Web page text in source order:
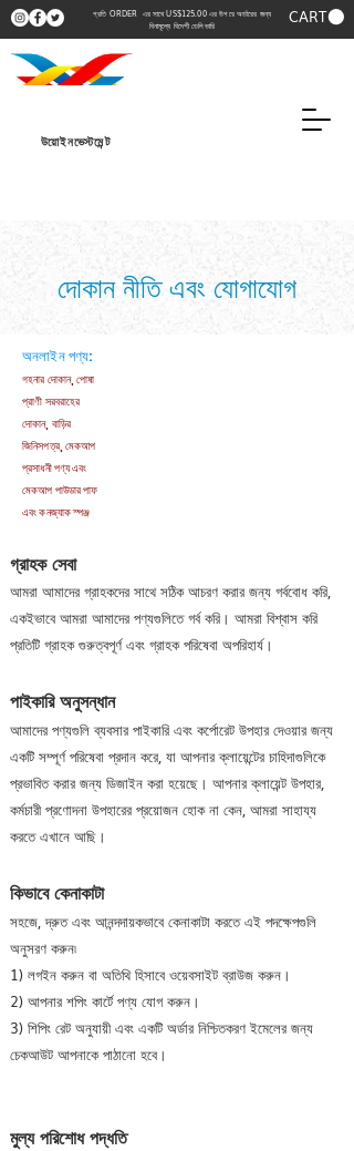
প্রতি ORDER এর সাথে US$125.00 এর উপরে অর্ডারের জন্য
বিনামূল্যে বিদেশী ডেলিভারি
CART
উয়োইনভেস্টমেন্ট
দোকান নীতি এবং যোগাযোগ
অনলাইন পণ্য:
গহনার দোকান, পোষা
প্রাণী সরবরাহের
দোকান, বাড়ির
জিনিসপত্র, মেকআপ
প্রসাধনী পণ্য এবং
মেকআপ পাউডার পাফ
এবং কনজ্যাক স্পঞ্জ
গ্রাহক সেবা
আমরা আমাদের গ্রাহকদের সাথে সঠিক আচরণ করার জন্য গর্ববোধ করি,
একইভাবে আমরা আমাদের পণ্যগুলিতে গর্ব করি। আমরা বিশ্বাস করি
প্রতিটি গ্রাহক গুরুত্বপূর্ণ এবং গ্রাহক পরিষেবা অপরিহার্য।
পাইকারি অনুসন্ধান
আমাদের পণ্যগুলি ব্যবসার পাইকারি এবং কর্পোরেট উপহার দেওয়ার জন্য
একটি সম্পূর্ণ পরিষেবা প্রদান করে, যা আপনার ক্লায়েন্টের চাহিদাগুলিকে
প্রভাবিত করার জন্য ডিজাইন করা হয়েছে। আপনার ক্লায়েন্ট উপহার,
কর্মচারী প্রণোদনা উপহারের প্রয়োজন হোক না কেন, আমরা সাহায্য
করতে এখানে আছি।
কিভাবে কেনাকাটা
সহজে, দ্রুত এবং আনন্দদায়কভাবে কেনাকাটা করতে এই পদক্ষেপগুলি
অনুসরণ করুন৷
1) লগইন করুন বা অতিথি হিসাবে ওয়েবসাইট ব্রাউজ করুন।
2) আপনার শপিং কার্টে পণ্য যোগ করুন।
3) শিপিং রেট অনুযায়ী এবং একটি অর্ডার নিশ্চিতকরণ ইমেলের জন্য
চেকআউট আপনাকে পাঠানো হবে।
মুল্য পরিশোধ পদ্ধতি